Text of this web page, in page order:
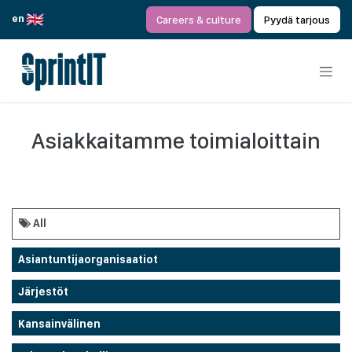
en
Careers & culture Pyydä tarjous
Asiakkaitamme toimialoittain
All
Asiantuntijaorganisaatiot
Järjestöt
Kansainvälinen